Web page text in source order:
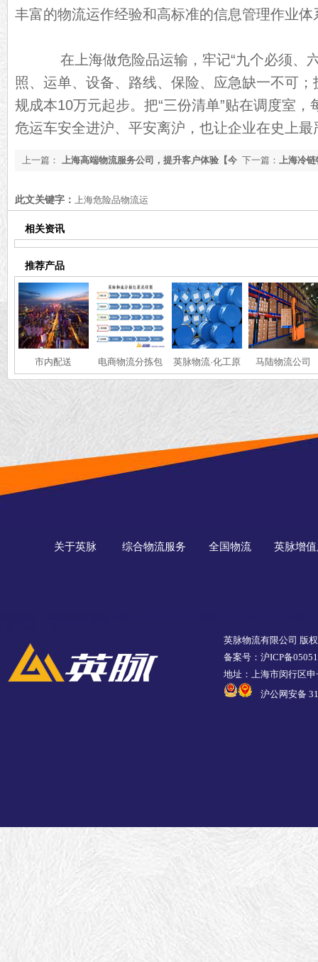
丰富的物流运作经验和高标准的信息管理作业体
在上海做危险品运输，牢记“九个必须、
照、运单、设备、路线、保险、应急缺一不可
规成本10万元起步。把“三份清单”贴在调度室
危运车安全进沪、平安离沪，也让企业在史上
下一篇： 上海冷
上一篇： 上海高端物流服务公司，提升客户体验【今
此文关键字： 上海危险品物流运
相关资讯
推荐产品
市内配送
电商物流分拣包
装
英脉物流·化工原
料·全国冷链运输
马陆物流公司
关于英脉 综合物流服务 全国物流 英脉增
英脉物流有限公司 版
备案号：沪ICP备
地址：上海市闵行区
沪公网安备